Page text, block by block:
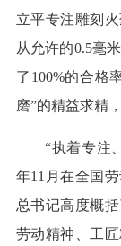
立平专注雕刻
从允许的0.5毫
了100%的合格
磨”的精益求精
“执着专注
年11月在全国
总书记高度概
劳动精神、工